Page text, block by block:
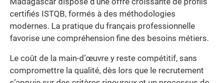
certifiés ISTQB, formés à des méthodologies
modernes. La pratique du français professionnelle
favorise une compréhension fine des besoins métiers.
Le coût de la main-d’œuvre y reste compétitif, sans
compromettre la qualité, dès lors que le recrutement